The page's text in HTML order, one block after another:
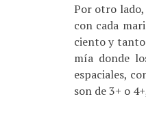
Por otro lado,
con cada
ciento y
mía donde
espaciales,
son de 3+ o